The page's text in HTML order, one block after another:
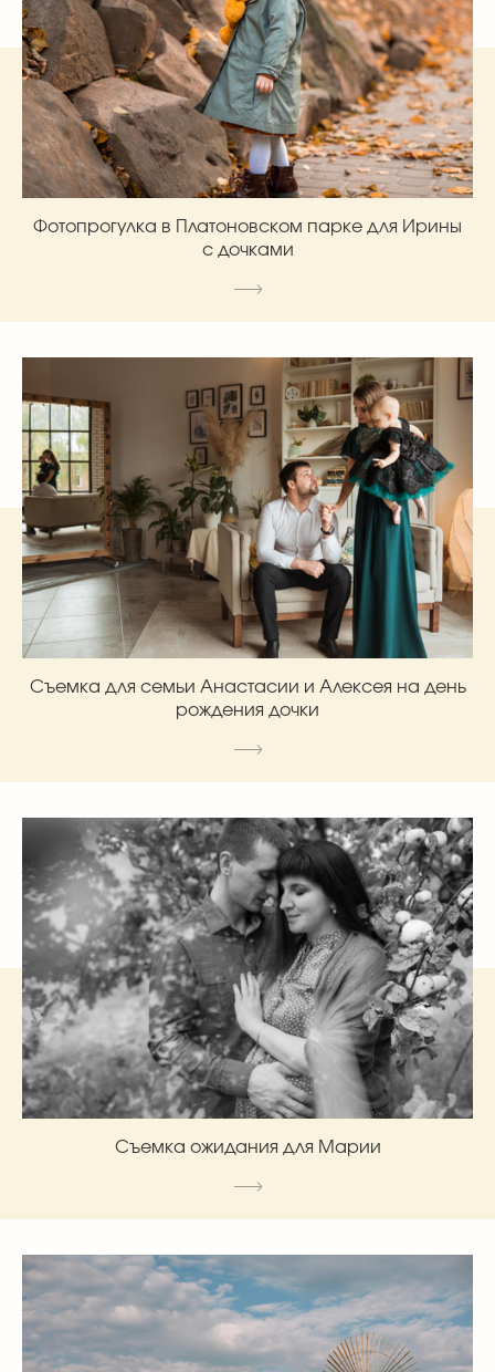
Фотопрогулка в Платоновском парке для Ирины
с дочками
Съемка для семьи Анастасии и Алексея на день
рождения дочки
Съемка ожидания для Марии